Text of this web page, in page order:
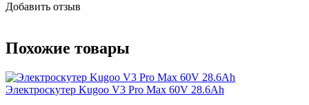
Добавить отзыв
Похожие товары
Электроскутер Kugoo V3 Pro Max 60V 28.6Ah